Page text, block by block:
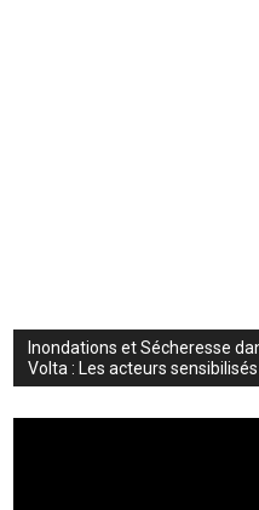
Inondations et Sécheresse
Volta : Les acteurs